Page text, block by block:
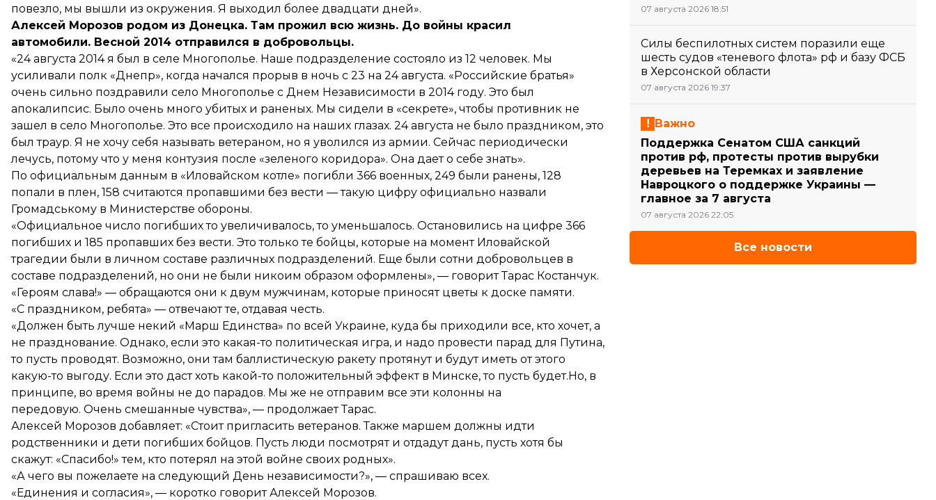
повезло, мы вышли из окружения. Я выходил более двадцати дней».
Алексей Морозов родом из Донецка. Там прожил всю жизнь. До войны красил
автомобили. Весной 2014 отправился в добровольцы.
«24 августа 2014 я был в селе Многополье. Наше подразделение состояло из 12 человек. Мы
усиливали полк «Днепр», когда начался прорыв в ночь с 23 на 24 августа. «Российские братья»
очень сильно поздравили село Многополье с Днем Независимости в 2014 году. Это был
апокалипсис. Было очень много убитых и раненых. Мы сидели в «секрете», чтобы противник не
зашел в село Многополье. Это все происходило на наших глазах. 24 августа не было праздником, это
был траур. Я не хочу себя называть ветераном, но я уволился из армии. Сейчас периодически
лечусь, потому что у меня контузия после «зеленого коридора». Она дает о себе знать».
По официальным данным в «Иловайском котле» погибли 366 военных, 249 были ранены, 128
попали в плен, 158 считаются пропавшими без вести — такую ​​цифру официально назвали
Громадському в Министерстве обороны.
«Официальное число погибших то увеличивалось, то уменьшалось. Остановились на цифре 366
погибших и 185 пропавших без вести. Это только те бойцы, которые на момент Иловайской
трагедии были в личном составе различных подразделений. Еще были сотни добровольцев в
составе подразделений, но они не были никоим образом оформлены», — говорит Тарас Костанчук.
«Героям слава!» — обращаются они к двум мужчинам, которые приносят цветы к доске памяти.
«С праздником, ребята» — отвечают те, отдавая честь.
«Должен быть лучше некий «Марш Единства» по всей Украине, куда бы приходили все, кто хочет, а
не празднование. Однако, если это какая-то политическая игра, и надо провести парад для Путина,
то пусть проводят. Возможно, они там баллистическую ракету протянут и будут иметь от этого
какую-то выгоду. Если это даст хоть какой-то положительный эффект в Минске, то пусть будет.Но, в
принципе, во время войны не до парадов. Мы же не отправим все эти колонны на
передовую. Очень смешанные чувства», — продолжает Тарас.
Алексей Морозов добавляет: «Стоит пригласить ветеранов. Также маршем должны идти
родственники и дети погибших бойцов. Пусть люди посмотрят и отдадут дань, пусть хотя бы
скажут: «Спасибо!» тем, кто потерял на этой войне своих родных».
«А чего вы пожелаете на следующий День независимости?», — спрашиваю всех.
«Единения и согласия», — коротко говорит Алексей Морозов.
07 августа 2026 18:51
Силы беспилотных систем поразили еще
шесть судов «теневого флота» рф и базу ФСБ
в Херсонской области
07 августа 2026 19:37
Важно
Поддержка Сенатом США санкций
против рф, протесты против вырубки
деревьев на Теремках и заявление
Навроцкого о поддержке Украины —
главное за 7 августа
07 августа 2026 22:05
Все новости